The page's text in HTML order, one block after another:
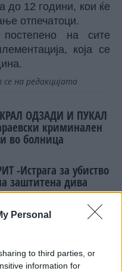
Personal
to third parties, or
information for
до 12 години, кои ќе
отпечатоци.
на сите
која се
на редакцијата
ОДЗАДИ И ПУКАЛ
криминален
во болница
-Истрага за убиство
заштитена дива
парк
7 ДЕНА